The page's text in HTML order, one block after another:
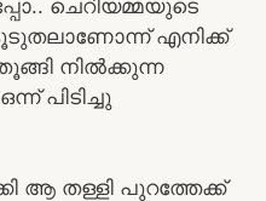
ചെറിയമ്മയുടെ
എനിക്ക്
നിൽക്കുന്ന
പിടിച്ചു
ആ തള്ളി പുറത്തേക്ക്